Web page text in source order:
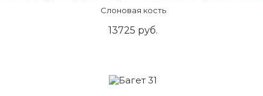
Слоновая кость
13725 руб.